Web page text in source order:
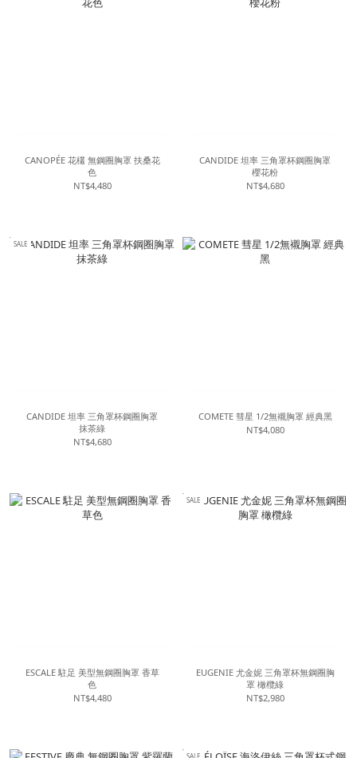
CANOPÉE 花欉 無鋼圈胸罩 扶桑花
色
NT$4,480
CANDIDE 坦率 三角罩杯鋼圈胸罩
櫻花粉
NT$4,680
SALE
CANDIDE 坦率 三角罩杯鋼圈胸罩
抹茶綠
NT$4,680
COMETE 彗星 1/2無襯胸罩 經典黑
NT$4,080
ESCALE 駐足 美型無鋼圈胸罩 香草
色
NT$4,480
SALE
EUGENIE 尤金妮 三角罩杯無鋼圈胸
罩 橄欖綠
NT$2,980
SALE